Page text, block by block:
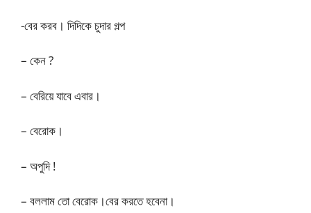
-বের করব। দিদিকে চুদার গল্প
– কেন ?
– বেরিয়ে যাবে এবার।
– বেরোক।
– অপুদি !
– বললাম তো বেরোক।বের করতে হবেনা।